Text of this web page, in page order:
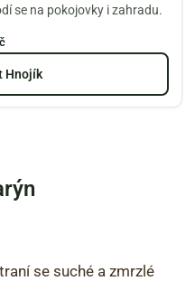
se na pokojovky i zahradu.
Hnojík
se suché a zmrzlé